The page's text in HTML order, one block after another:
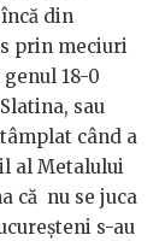
din
prin meciuri
18-0
sau
când a
al Metalului
că nu se juca
s-au